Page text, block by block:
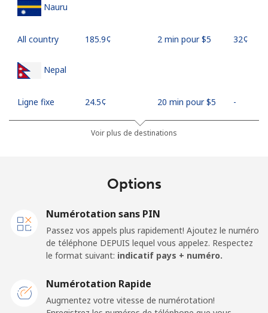
Nauru
All country ⁦185.9¢⁩ 2 min pour ⁦$5⁩ ⁦32¢⁩
Nepal
Ligne fixe ⁦24.5¢⁩ 20 min pour ⁦$5⁩ -
⁦26.9¢⁩ 18 min pour ⁦$5⁩
⁦22.5¢⁩ 22 min pour ⁦$5⁩ ⁦13¢⁩
Ligne fixe ⁦45.5¢⁩ 10 min pour ⁦$5⁩
Voir plus de destinations
Options
Numérotation sans PIN
Passez vos appels plus rapidement! Ajoutez le numéro
de téléphone DEPUIS lequel vous appelez. Respectez
le format suivant: indicatif pays + numéro.
Numérotation Rapide
Augmentez votre vitesse de numérotation!